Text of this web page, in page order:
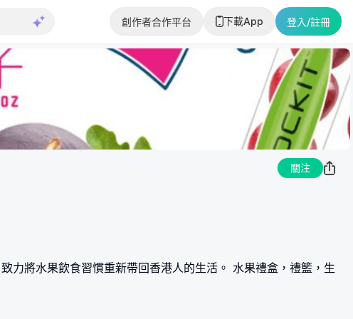
創作者合作平台 下載App 登入/註冊
關注
將水果飲食習慣重新帶回香港人的生活。 水果禮盒，禮籃，生